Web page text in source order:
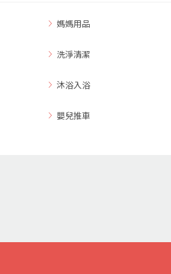
媽媽用品
洗淨清潔
沐浴入浴
嬰兒推車